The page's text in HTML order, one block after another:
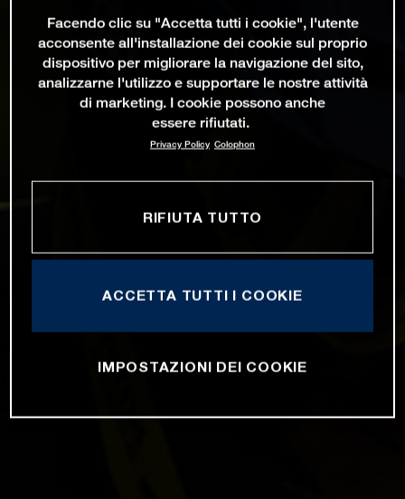
Facendo clic su "Accetta tutti i cookie", l'utente
acconsente all'installazione dei cookie sul proprio
dispositivo per migliorare la navigazione del sito,
analizzarne l'utilizzo e supportare le nostre attività
di marketing. I cookie possono anche
essere rifiutati.
Privacy Policy Colophon
RIFIUTA TUTTO
ACCETTA TUTTI I COOKIE
IMPOSTAZIONI DEI COOKIE